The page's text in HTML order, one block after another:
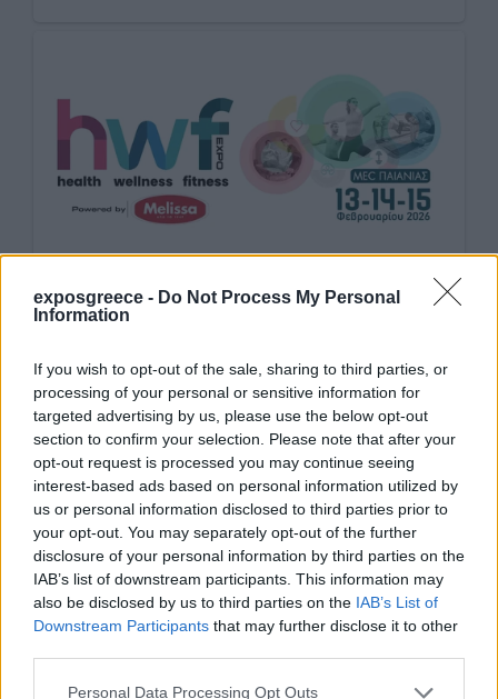
exposgreece - Do Not Process My Personal
Information
If you wish to opt-out of the sale, sharing to third parties, or
processing of your personal or sensitive information for
targeted advertising by us, please use the below opt-out
section to confirm your selection. Please note that after your
opt-out request is processed you may continue seeing
interest-based ads based on personal information utilized by
us or personal information disclosed to third parties prior to
your opt-out. You may separately opt-out of the further
disclosure of your personal information by third parties on the
IAB’s list of downstream participants. This information may
also be disclosed by us to third parties on the IAB’s List of
Downstream Participants that may further disclose it to other
Personal Data Processing Opt Outs